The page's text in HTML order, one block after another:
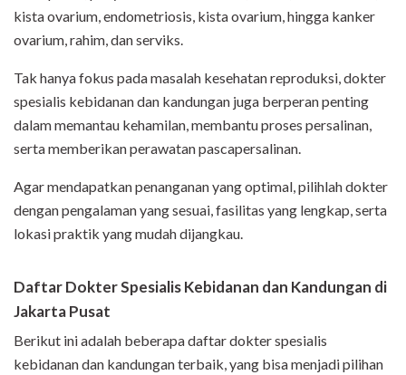
kista ovarium, endometriosis, kista ovarium, hingga kanker
ovarium, rahim, dan serviks.
Tak hanya fokus pada masalah kesehatan reproduksi, dokter
spesialis kebidanan dan kandungan juga berperan penting
dalam memantau kehamilan, membantu proses persalinan,
serta memberikan perawatan pascapersalinan.
Agar mendapatkan penanganan yang optimal, pilihlah dokter
dengan pengalaman yang sesuai, fasilitas yang lengkap, serta
lokasi praktik yang mudah dijangkau.
Daftar Dokter Spesialis Kebidanan dan Kandungan di
Jakarta Pusat
Berikut ini adalah beberapa daftar dokter spesialis
kebidanan dan kandungan terbaik, yang bisa menjadi pilihan